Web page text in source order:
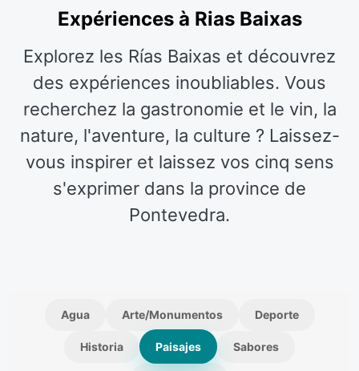
Expériences à Rias Baixas
Explorez les Rías Baixas et découvrez
des expériences inoubliables. Vous
recherchez la gastronomie et le vin, la
nature, l'aventure, la culture ? Laissez-
vous inspirer et laissez vos cinq sens
s'exprimer dans la province de
Pontevedra.
Agua Arte/Monumentos Deporte
Historia Paisajes Sabores